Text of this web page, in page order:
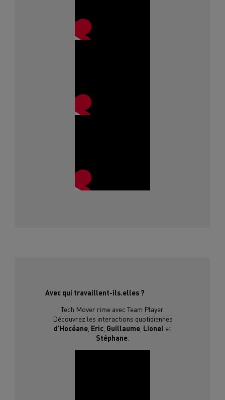
Avec qui travaillent-ils.elles ?
Tech Mover rime avec Team Player.
Découvrez les interactions quotidiennes
d'Hocéane Eric Guillaume Lionel et
Stéphane